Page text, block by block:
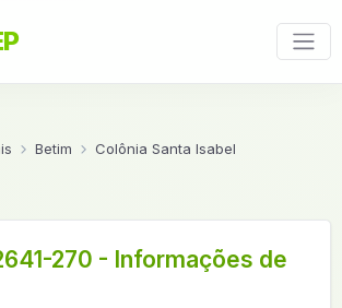
Betim
Colônia Santa Isabel
270 - Informações de